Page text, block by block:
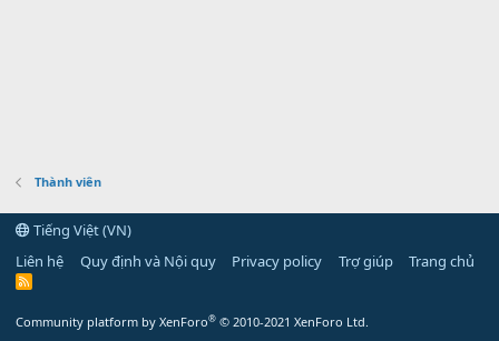
Thành viên
Tiếng Việt (VN)
Liên hệ
Quy định và Nội quy Privacy policy Trợ giúp Trang chủ
R
Community platform by XenForo® © 2010-2021 XenForo Ltd.